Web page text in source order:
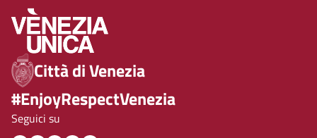
Città di Venezia
#EnjoyRespectVenezia
Seguici su